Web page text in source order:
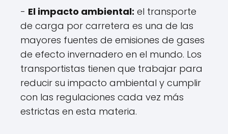
- El impacto ambiental: el transporte
de carga por carretera es una de las
mayores fuentes de emisiones de gases
de efecto invernadero en el mundo. Los
transportistas tienen que trabajar para
reducir su impacto ambiental y cumplir
con las regulaciones cada vez más
estrictas en esta materia.